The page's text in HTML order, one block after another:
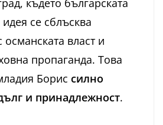
където българската
се сблъсква
власт и
пропаганда. Това
Борис силно
и принадлежност.